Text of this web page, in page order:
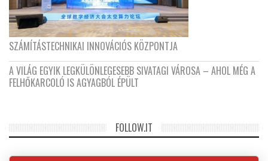
SZÁMÍTÁSTECHNIKAI INNOVÁCIÓS KÖZPONTJA
A VILÁG EGYIK LEGKÜLÖNLEGESEBB SIVATAGI VÁROSA – AHOL MÉG A
FELHŐKARCOLÓ IS AGYAGBÓL ÉPÜLT
FOLLOW.IT